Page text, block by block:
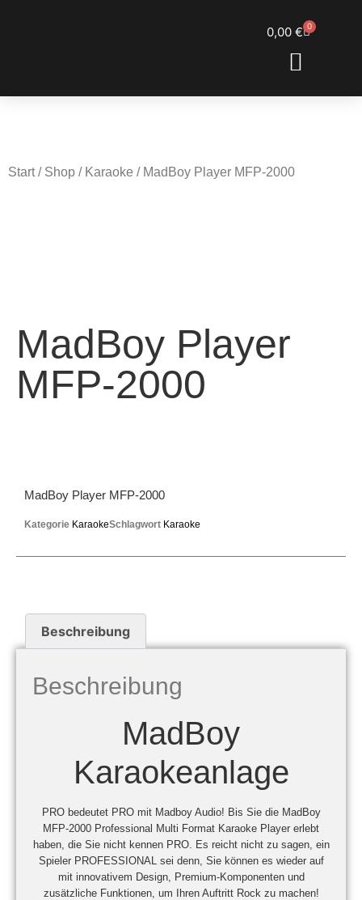
0,00 € 0
Start/ Shop / Karaoke / MadBoy Player MFP-2000
MadBoy Player
MFP-2000
MadBoy Player MFP-2000
Kategorie KaraokeSchlagwort Karaoke
Beschreibung
Beschreibung
MadBoy
Karaokeanlage
PRO bedeutet PRO mit Madboy Audio! Bis Sie die MadBoy
MFP-2000 Professional Multi Format Karaoke Player erlebt
haben, die Sie nicht kennen PRO. Es reicht nicht zu sagen, ein
Spieler PROFESSIONAL sei denn, Sie können es wieder auf
mit innovativem Design, Premium-Komponenten und
zusätzliche Funktionen, um Ihren Auftritt Rock zu machen!